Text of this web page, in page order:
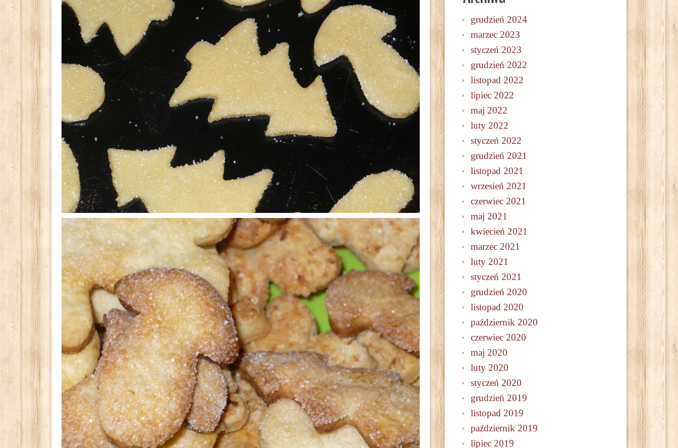
grudzień 2024
marzec 2023
styczeń 2023
grudzień 2022
listopad 2022
lipiec 2022
maj 2022
luty 2022
styczeń 2022
grudzień 2021
listopad 2021
wrzesień 2021
czerwiec 2021
maj 2021
kwiecień 2021
marzec 2021
luty 2021
styczeń 2021
grudzień 2020
listopad 2020
październik 2020
czerwiec 2020
maj 2020
luty 2020
styczeń 2020
grudzień 2019
listopad 2019
październik 2019
lipiec 2019